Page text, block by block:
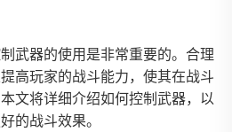
武器的使用是非常重要的。合理
高玩家的战斗能力，使其在战斗
文将详细介绍如何控制武器，以
的战斗效果。